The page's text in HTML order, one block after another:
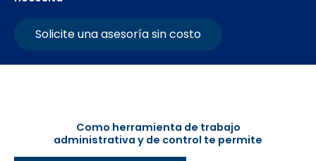
Solicite una asesoría sin costo
Como herramienta de trabajo
administrativa y de control te permite